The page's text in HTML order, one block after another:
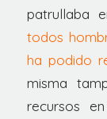
patrullaba
todos
ha podido
misma
recursos